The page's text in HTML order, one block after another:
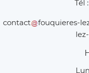
Tél :
contact fouquieres-